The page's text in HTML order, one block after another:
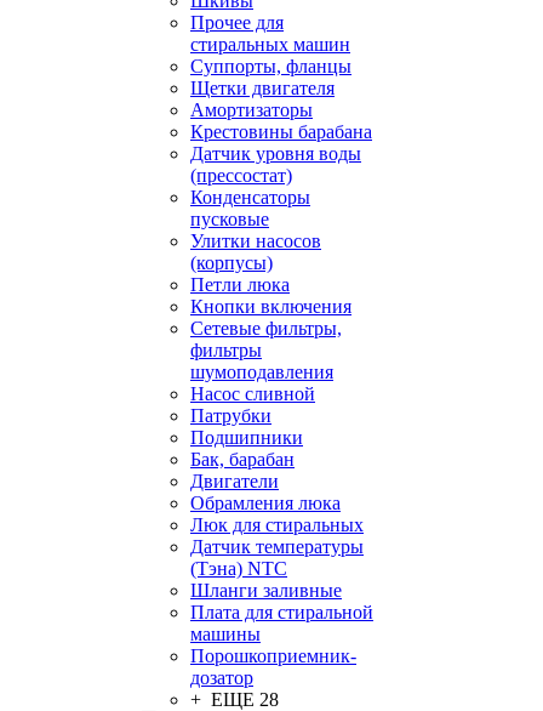
Прочее для
стиральных машин
Суппорты, фланцы
Щетки двигателя
Амортизаторы
Крестовины барабана
Датчик уровня воды
(прессостат)
Конденсаторы
пусковые
Улитки насосов
(корпусы)
Петли люка
Кнопки включения
Сетевые фильтры,
фильтры
шумоподавления
Насос сливной
Патрубки
Подшипники
Бак, барабан
Двигатели
Обрамления люка
Люк для стиральных
Датчик температуры
(Тэна) NTC
Шланги заливные
Плата для стиральной
машины
Порошкоприемник-
дозатор
+ ЕЩЕ 28